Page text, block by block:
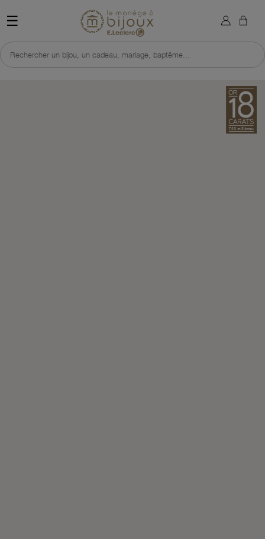
☰ Retour à l'accueil du site
Rechercher un bijou, un cadeau, mariage, baptême...
×